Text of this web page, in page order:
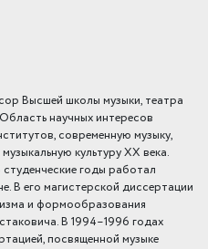
Выс­шей школы музыки, театра
научных интересов
современную музыку,
культуру XX века.
годы работал
В его магистерской диссертации
и формообразования
В 1994–1996 годах
посвя­щен­ной му­зыке